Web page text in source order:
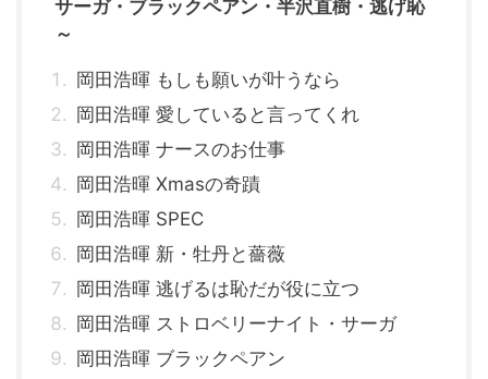
サーガ・ブラックペアン・半沢直樹・逃げ恥
～
岡田浩暉 もしも願いが叶うなら
岡田浩暉 愛していると言ってくれ
岡田浩暉 ナースのお仕事
岡田浩暉 Xmasの奇蹟
岡田浩暉 SPEC
岡田浩暉 新・牡丹と薔薇
岡田浩暉 逃げるは恥だが役に立つ
岡田浩暉 ストロベリーナイト・サーガ
岡田浩暉 ブラックペアン